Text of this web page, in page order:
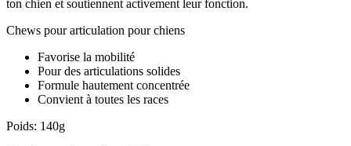
ton chien et soutiennent activement leur fonction.
Chews pour articulation pour chiens
Favorise la mobilité
Pour des articulations solides
Formule hautement concentrée
Convient à toutes les races
Poids: 140g